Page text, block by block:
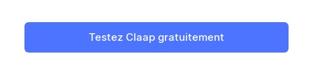
Testez Claap gratuitement